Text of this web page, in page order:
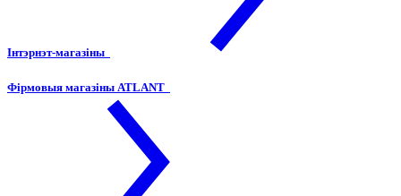
Інтэрнэт-магазіны
Фірмовыя магазіны ATLANT